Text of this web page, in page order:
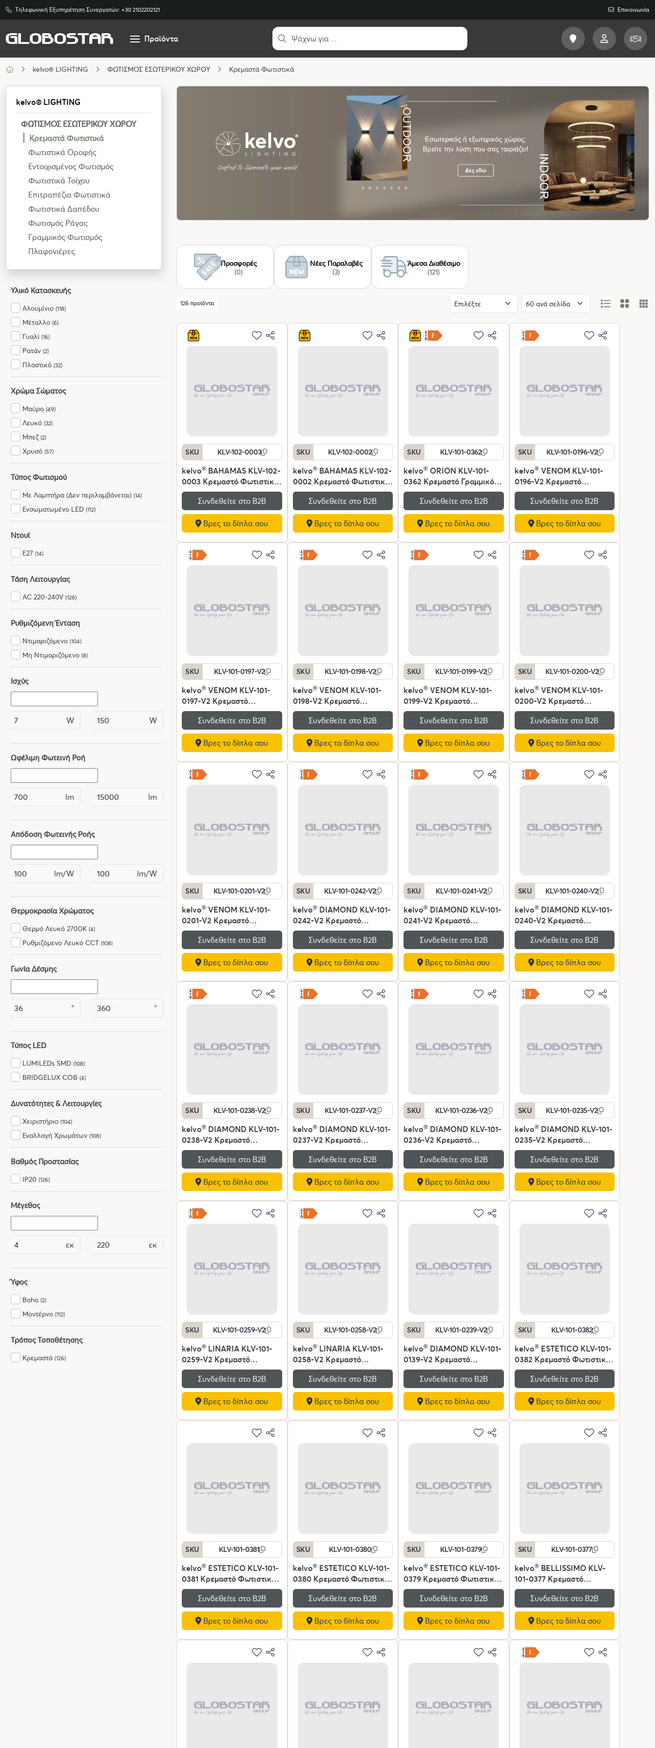
Τηλεφωνική Εξυπηρέτηση Συνεργατών: +30 2102202121 Επικοινωνία
Προϊόντα
kelvo® LIGHTING ΦΩΤΙΣΜΟΣ ΕΣΩΤΕΡΙΚΟΥ ΧΩΡΟΥ Κρεμαστά Φωτιστικά
kelvo® LIGHTING
ΦΩΤΙΣΜΟΣ ΕΣΩΤΕΡΙΚΟΥ ΧΩΡΟΥ
Κρεμαστά Φωτιστικά
Φωτιστικά Οροφής
Εντοιχισμένος Φωτισμός
Φωτιστικά Τοίχου
Επιτραπέζια Φωτιστικά
Φωτιστικά Δαπέδου
Φωτισμός Ράγας
Γραμμικός Φωτισμός
Πλαφονιέρες
Υλικό Κατασκευής
Αλουμίνιο (118)
Μέταλλο (6)
Γυαλί (16)
Ρατάν (2)
Πλαστικό (32)
Χρώμα Σώματος
Μαύρο (49)
Λευκό (32)
Μπεζ(2)
Χρυσό (57)
Τύπος Φωτισμού
Με Λαμπτήρα (Δεν περιλαμβάνεται) (14)
Ενσωματωμένο LED (112)
Ντουί
E27 (14)
Τάση Λειτουργίας
AC 220-240V (126)
Ρυθμιζόμενη Ένταση
Ντιμαριζόμενο (104)
Μη Ντιμαριζόμενο (8)
Ισχύς
W W
Ωφέλιμη Φωτεινή Ροή
lm lm
Απόδοση Φωτεινής Ροής
lm/W lm/W
Θερμοκρασία Χρώματος
Θερμό Λευκό 2700K (4)
Ρυθμιζόμενο Λευκό CCT (108)
Γωνία Δέσμης
° °
Τύπος LED
LUMILEDs SMD (108)
BRIDGELUX COB (4)
Δυνατότητες & Λειτουργίες
Χειριστήριο (104)
Εναλλαγή Χρωμάτων (108)
Βαθμός Προστασίας
IP20 (126)
Μέγεθος
εκ εκ
Ύφος
Boho (2)
Μοντέρνο (112)
Τρόπος Τοποθέτησης
Κρεμαστό (126)
Προσφορές
(0)
Νέες Παραλαβές
(3)
Άμεσα Διαθέσιμο
(121)
126 προϊόντα
SKU KLV-102-0003
kelvo® BAHAMAS KLV-102-
0003 Κρεμαστό Φωτιστικό
Οροφής για Λάμπα με
Ντουί E27 AC 220-240V
IP20 - Μπεζ - Μ60 x Π60 x
Υ60cm
Συνδεθείτε στο Β2Β
Βρες το δίπλα σου
SKU KLV-102-0002
kelvo®BAHAMAS KLV-102-
0002 Κρεμαστό Φωτιστικό
Οροφής για Λάμπα με
Ντουί E27 AC 220-240V
IP20 - Μπεζ - Μ45 x Π45 x
Υ47cm
Συνδεθείτε στο Β2Β
Βρες το δίπλα σου
SKU KLV-101-0362
kelvo® ORION KLV-101-
0362 Κρεμαστό Γραμμικό
Φωτιστικό Οροφής LED
72W 7200lm 120° AC 220-
240V IP20 Ρυθμιζόμενο
Λευκό CCT με Χειριστήριο
από 2700K έως 6000K
Dimmable - Lumileds SMD
Chip - Μαύρο Ματ - Μ120 x
Συνδεθείτε στο Β2Β
Βρες το δίπλα σου
SKU KLV-101-0196-V2
kelvo®VENOM KLV-101-
0196-V2 Κρεμαστό
Φωτιστικό Οροφής LED
75W 7500lm 120° AC 220-
240V IP20 Ρυθμιζόμενο
Λευκό CCT με Χειριστήριο
από 2700K έως 6000K
Dimmable - Lumileds SMD
Chip - Μαύρο Ματ - Μ60 x
Συνδεθείτε στο Β2Β
Βρες το δίπλα σου
SKU KLV-101-0197-V2
kelvo® VENOM KLV-101-
0197-V2 Κρεμαστό
Φωτιστικό Οροφής LED
75W 7500lm 120° AC 220-
240V IP20 Ρυθμιζόμενο
Λευκό CCT με Χειριστήριο
από 2700K έως 6000K
Dimmable - Lumileds SMD
Chip - Λευκό Ματ - Μ60 x
Συνδεθείτε στο Β2Β
Βρες το δίπλα σου
SKU KLV-101-0198-V2
kelvo®VENOM KLV-101-
0198-V2 Κρεμαστό
Φωτιστικό Οροφής LED
75W 7500lm 120° AC 220-
240V IP20 Ρυθμιζόμενο
Λευκό CCT με Χειριστήριο
από 2700K έως 6000K
Dimmable - Lumileds SMD
Chip - Χρυσό Πλατίνα -
Συνδεθείτε στο Β2Β
Βρες το δίπλα σου
SKU KLV-101-0199-V2
kelvo® VENOM KLV-101-
0199-V2 Κρεμαστό
Φωτιστικό Οροφής LED
120W 12000lm 120° AC
220-240V IP20
Ρυθμιζόμενο Λευκό CCT με
Χειριστήριο από 2700K έως
6000K Dimmable -
Lumileds SMD Chip -
Συνδεθείτε στο Β2Β
Βρες το δίπλα σου
SKU KLV-101-0200-V2
kelvo®VENOM KLV-101-
0200-V2 Κρεμαστό
Φωτιστικό Οροφής LED
120W 12000lm 120° AC
220-240V IP20
Ρυθμιζόμενο Λευκό CCT με
Χειριστήριο από 2700K έως
6000K Dimmable -
Lumileds SMD Chip -
Συνδεθείτε στο Β2Β
Βρες το δίπλα σου
SKU KLV-101-0201-V2
kelvo® VENOM KLV-101-
0201-V2 Κρεμαστό
Φωτιστικό Οροφής LED
120W 12000lm 120° AC
220-240V IP20
Ρυθμιζόμενο Λευκό CCT με
Χειριστήριο από 2700K έως
6000K Dimmable -
Lumileds SMD Chip -
Συνδεθείτε στο Β2Β
Βρες το δίπλα σου
SKU KLV-101-0242-V2
kelvo®DIAMOND KLV-101-
0242-V2 Κρεμαστό
Φωτιστικό Οροφής LED
150W 15000lm 180° AC
220-240V IP20
Ρυθμιζόμενο Λευκό CCT με
Χειριστήριο από 2700K έως
6000K Dimmable -
Lumileds SMD Chip -
Συνδεθείτε στο Β2Β
Βρες το δίπλα σου
SKU KLV-101-0241-V2
kelvo® DIAMOND KLV-101-
0241-V2 Κρεμαστό
Φωτιστικό Οροφής LED
150W 15000lm 180° AC
220-240V IP20
Ρυθμιζόμενο Λευκό CCT με
Χειριστήριο από 2700K έως
6000K Dimmable -
Lumileds SMD Chip -
Συνδεθείτε στο Β2Β
Βρες το δίπλα σου
SKU KLV-101-0240-V2
kelvo®DIAMOND KLV-101-
0240-V2 Κρεμαστό
Φωτιστικό Οροφής LED
120W 12000lm 180° AC
220-240V IP20
Ρυθμιζόμενο Λευκό CCT με
Χειριστήριο από 2700K έως
6000K Dimmable -
Lumileds SMD Chip -
Συνδεθείτε στο Β2Β
Βρες το δίπλα σου
SKU KLV-101-0238-V2
kelvo® DIAMOND KLV-101-
0238-V2 Κρεμαστό
Φωτιστικό Οροφής LED
100W 10000lm 180° AC
220-240V IP20
Ρυθμιζόμενο Λευκό CCT με
Χειριστήριο από 2700K έως
6000K Dimmable -
Lumileds SMD Chip -
Συνδεθείτε στο Β2Β
Βρες το δίπλα σου
SKU KLV-101-0237-V2
kelvo®DIAMOND KLV-101-
0237-V2 Κρεμαστό
Φωτιστικό Οροφής LED
100W 10000lm 180° AC
220-240V IP20
Ρυθμιζόμενο Λευκό CCT με
Χειριστήριο από 2700K έως
6000K Dimmable -
Lumileds SMD Chip -
Συνδεθείτε στο Β2Β
Βρες το δίπλα σου
SKU KLV-101-0236-V2
kelvo® DIAMOND KLV-101-
0236-V2 Κρεμαστό
Φωτιστικό Οροφής LED
75W 7500lm 360° AC 220-
240V IP20 Ρυθμιζόμενο
Λευκό CCT με Χειριστήριο
από 2700K έως 6000K
Dimmable - Lumileds SMD
Chip - Χρυσό Πλατίνα -
Συνδεθείτε στο Β2Β
Βρες το δίπλα σου
SKU KLV-101-0235-V2
kelvo®DIAMOND KLV-101-
0235-V2 Κρεμαστό
Φωτιστικό Οροφής LED
75W 7500lm 360° AC 220-
240V IP20 Ρυθμιζόμενο
Λευκό CCT με Χειριστήριο
από 2700K έως 6000K
Dimmable - Lumileds SMD
Chip - Μαύρο Ματ - Μ60 x
Συνδεθείτε στο Β2Β
Βρες το δίπλα σου
SKU KLV-101-0259-V2
kelvo® LINARIA KLV-101-
0259-V2 Κρεμαστό
Φωτιστικό Οροφής LED
72W 7200lm 180° AC 220-
240V IP20 Ρυθμιζόμενο
Λευκό CCT με Χειριστήριο
από 2700K έως 6000K
Dimmable - Lumileds SMD
Chip - Λευκό Ματ - Μ220 x
Συνδεθείτε στο Β2Β
Βρες το δίπλα σου
SKU KLV-101-0258-V2
kelvo®LINARIA KLV-101-
0258-V2 Κρεμαστό
Φωτιστικό Οροφής LED
72W 7200lm 180° AC 220-
240V IP20 Ρυθμιζόμενο
Λευκό CCT με Χειριστήριο
από 2700K έως 6000K
Dimmable - Lumileds SMD
Chip - Μαύρο Ματ - Μ220 x
Συνδεθείτε στο Β2Β
Βρες το δίπλα σου
SKU KLV-101-0239-V2
kelvo® DIAMOND KLV-101-
0139-V2 Κρεμαστό
Φωτιστικό Οροφής LED
120W 12000lm 180° AC
220-240V IP20
Ρυθμιζόμενο Λευκό CCT με
Χειριστήριο από 2700K έως
6000K Dimmable -
Lumileds SMD Chip -
Συνδεθείτε στο Β2Β
Βρες το δίπλα σου
SKU KLV-101-0382
kelvo®ESTETICO KLV-101-
0382 Κρεμαστό Φωτιστικό
Οροφής για Λάμπα με
Ντουί E27 AC 220-240V
IP20 - Χρυσό Βούρτσας
Πλατίνα & Λευκό - Μ20 x
Π20 x Υ38cm
Συνδεθείτε στο Β2Β
Βρες το δίπλα σου
SKU KLV-101-0381
kelvo® ESTETICO KLV-101-
0381 Κρεμαστό Φωτιστικό
Οροφής για Λάμπα με
Ντουί E27 AC 220-240V
IP20 - Μαύρο Ματ & Λευκό
- Μ40 x Π40 x Υ58cm
Συνδεθείτε στο Β2Β
Βρες το δίπλα σου
SKU KLV-101-0380
kelvo®ESTETICO KLV-101-
0380 Κρεμαστό Φωτιστικό
Οροφής για Λάμπα με
Ντουί E27 AC 220-240V
IP20 - Μαύρο Ματ & Λευκό
- Μ30 x Π30 x Υ48cm
Συνδεθείτε στο Β2Β
Βρες το δίπλα σου
SKU KLV-101-0379
kelvo® ESTETICO KLV-101-
0379 Κρεμαστό Φωτιστικό
Οροφής για Λάμπα με
Ντουί E27 AC 220-240V
IP20 - Μαύρο Ματ & Λευκό
- Μ20 x Π20 x Υ38cm
Συνδεθείτε στο Β2Β
Βρες το δίπλα σου
SKU KLV-101-0377
kelvo®BELLISSIMO KLV-
101-0377 Κρεμαστό
Φωτιστικό Οροφής για
Λάμπα με Ντουί E27 AC
220-240V IP20 - Χρυσό
Βούρτσας Πλατίνα & Λευκό
- Μ30 x Π30 x Υ52cm
Συνδεθείτε στο Β2Β
Βρες το δίπλα σου